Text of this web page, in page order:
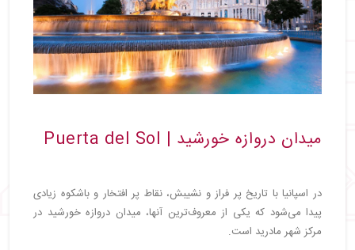
میدان دروازه خورشید | Puerta del Sol
در اسپانیا با تاریخ پر فراز و نشیبش، نقاط پر افتخار و باشکوه زیادی
پیدا می‌شود که یکی از معروف‌ترین آنها، میدان دروازه خورشید در
مرکز شهر مادرید است.